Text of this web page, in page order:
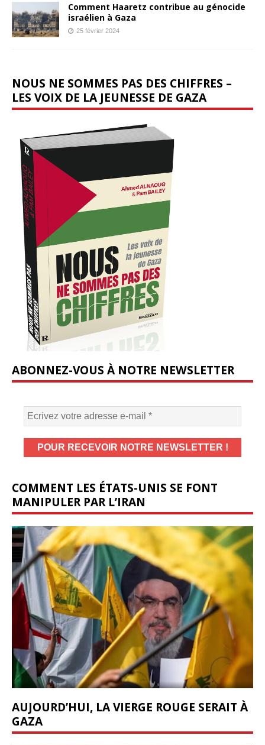
Comment Haaretz contribue au génocide
israélien à Gaza
25 février 2024
NOUS NE SOMMES PAS DES CHIFFRES –
LES VOIX DE LA JEUNESSE DE GAZA
ABONNEZ-VOUS À NOTRE NEWSLETTER
COMMENT LES ÉTATS-UNIS SE FONT
MANIPULER PAR L’IRAN
AUJOURD’HUI, LA VIERGE ROUGE SERAIT À
GAZA